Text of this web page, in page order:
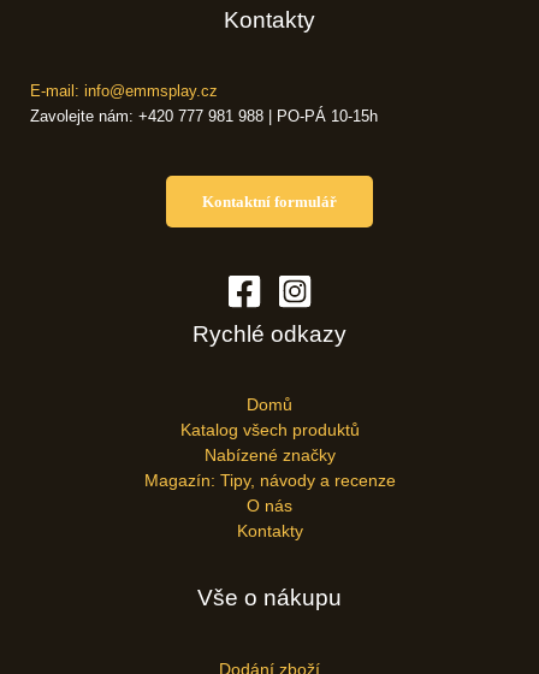
Kontakty
E-mail: info@emmsplay.cz
Zavolejte nám: +420 777 981 988 | PO-PÁ 10-15h
Kontaktní formulář
Rychlé odkazy
Domů
Katalog všech produktů
Nabízené značky
Magazín: Tipy, návody a recenze
O nás
Kontakty
Vše o nákupu
Dodání zboží